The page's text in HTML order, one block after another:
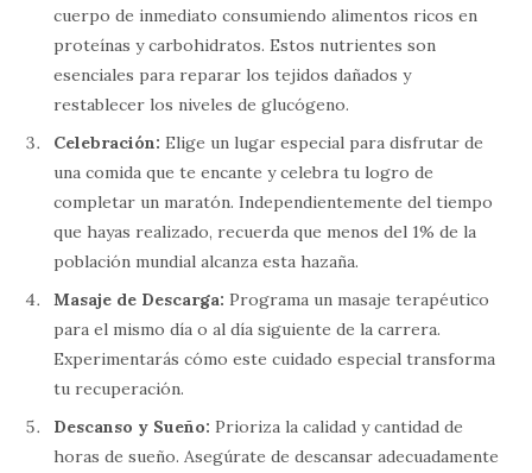
cuerpo de inmediato consumiendo alimentos ricos en
proteínas y carbohidratos. Estos nutrientes son
esenciales para reparar los tejidos dañados y
restablecer los niveles de glucógeno.
Celebración: Elige un lugar especial para disfrutar de
una comida que te encante y celebra tu logro de
completar un maratón. Independientemente del tiempo
que hayas realizado, recuerda que menos del 1% de la
población mundial alcanza esta hazaña.
Masaje de Descarga: Programa un masaje terapéutico
para el mismo día o al día siguiente de la carrera.
Experimentarás cómo este cuidado especial transforma
tu recuperación.
Descanso y Sueño: Prioriza la calidad y cantidad de
horas de sueño. Asegúrate de descansar adecuadamente